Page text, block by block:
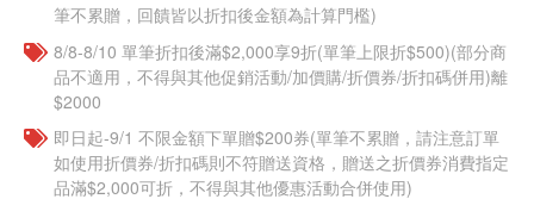
筆不累贈，回饋皆以折扣後金額為計算門檻)
8/8-8/10 單筆折扣後滿$2,000享9折(單筆上限折$500)(部分商
品不適用，不得與其他促銷活動/加價購/折價券/折扣碼併用)離
$2000
即日起-9/1 不限金額下單贈$200券(單筆不累贈，請注意訂單
如使用折價券/折扣碼則不符贈送資格，贈送之折價券消費指定
品滿$2,000可折，不得與其他優惠活動合併使用)